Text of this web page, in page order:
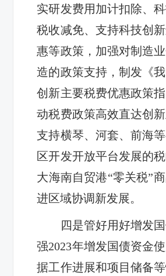
实研发费用加计扣除、
税收减免、支持科技创
惠等政策，加强对制造
造的政策支持，制发《
创新主要税费优惠政策
动税费政策高效直达创
支持横琴、河套、前海
区开发开放平台发展的
大海南自贸港“零关税”
进区域协调新发展。
四是管好用好增发国
强2023年增发国债资金
据工作进展和项目储备